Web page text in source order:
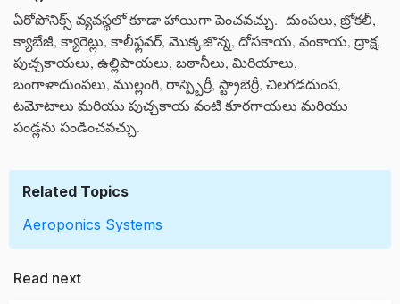
ఏరోపోనిక్స్ వ్యవస్థలో కూడా హాయిగా పెంచవచ్చు. దుంపలు, బ్రోకలీ,
క్యాబేజీ, క్యారెట్లు, కాలీఫ్లవర్, మొక్కజొన్న, దోసకాయ, వంకాయ, ద్రాక్ష,
పుచ్చకాయలు, ఉల్లిపాయలు, బఠానీలు, మిరియాలు,
బంగాళాదుంపలు, ముల్లంగి, రాస్ప్బెర్రీ, స్ట్రాబెర్రీ, చిలగడదుంప,
టమోటాలు మరియు పుచ్చకాయ వంటి కూరగాయలు మరియు
పండ్లను పండించవచ్చు.
Related Topics
Aeroponics Systems
Read next